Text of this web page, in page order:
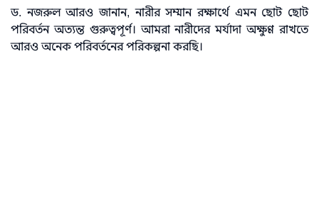
ড. নজরুল আরও জানান, নারীর সম্মান রক্ষার্থে এমন ছোট ছোট
পরিবর্তন অত্যন্ত গুরুত্বপূর্ণ। আমরা নারীদের মর্যাদা অক্ষুণ্ণ রাখতে
আরও অনেক পরিবর্তনের পরিকল্পনা করছি।